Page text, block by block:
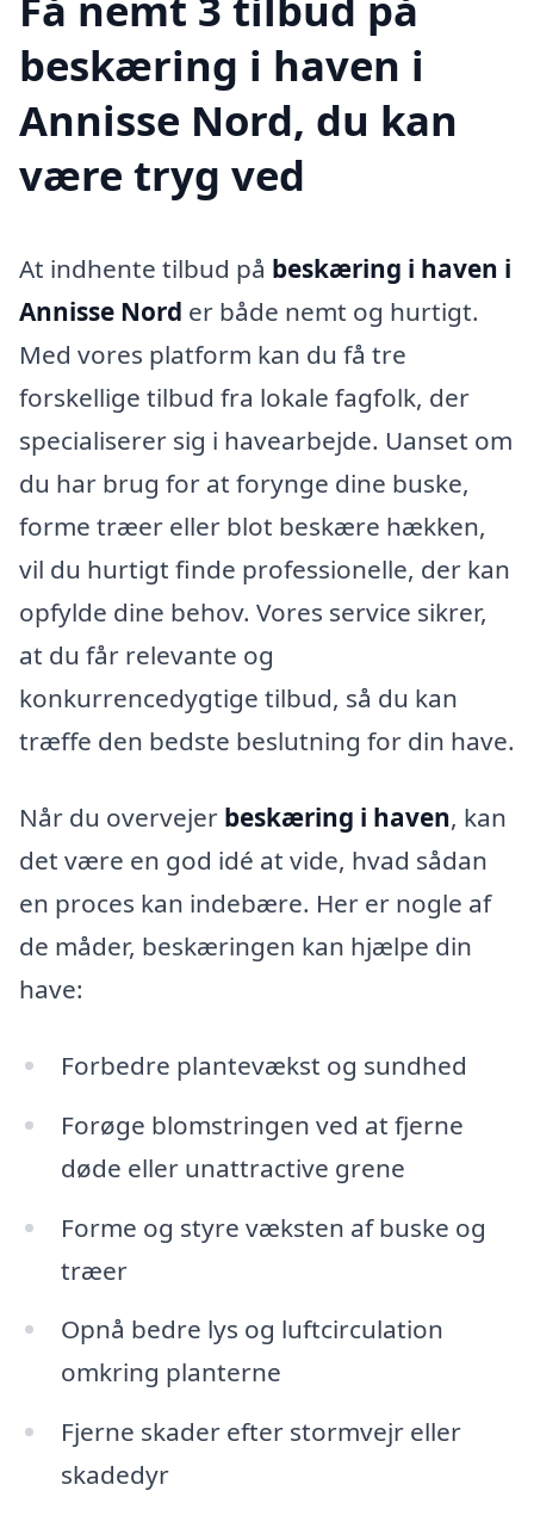
beskæring i haven i
Annisse Nord, du kan
være tryg ved
At indhente tilbud på beskæring i haven i
Annisse Nord er både nemt og hurtigt.
Med vores platform kan du få tre
forskellige tilbud fra lokale fagfolk, der
specialiserer sig i havearbejde. Uanset om
du har brug for at forynge dine buske,
forme træer eller blot beskære hækken,
vil du hurtigt finde professionelle, der kan
opfylde dine behov. Vores service sikrer,
at du får relevante og
konkurrencedygtige tilbud, så du kan
træffe den bedste beslutning for din have.
Når du overvejer beskæring i haven, kan
det være en god idé at vide, hvad sådan
en proces kan indebære. Her er nogle af
de måder, beskæringen kan hjælpe din
have:
Forbedre plantevækst og sundhed
Forøge blomstringen ved at fjerne
døde eller unattractive grene
Forme og styre væksten af buske og
træer
Opnå bedre lys og luftcirculation
omkring planterne
Fjerne skader efter stormvejr eller
skadedyr